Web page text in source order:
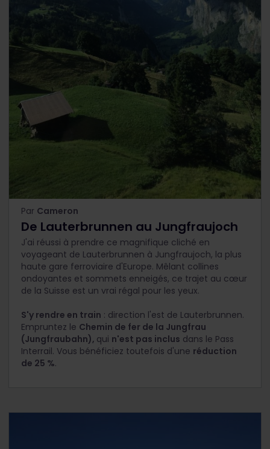
Par Cameron
De Lauterbrunnen au Jungfraujoch
J'ai réussi à prendre ce magnifique cliché en
voyageant de Lauterbrunnen à Jungfraujoch, la plus
haute gare ferroviaire d'Europe. Mêlant collines
ondoyantes et sommets enneigés, ce trajet au cœur
de la Suisse est un vrai régal pour les yeux.
S'y rendre en train : direction l'est de Lauterbrunnen.
Empruntez le Chemin de fer de la Jungfrau
(Jungfraubahn), qui n'est pas inclus dans le Pass
Interrail. Vous bénéficiez toutefois d'une réduction
de 25 %.